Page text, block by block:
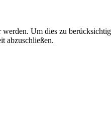
Um dies zu
abzuschließen.